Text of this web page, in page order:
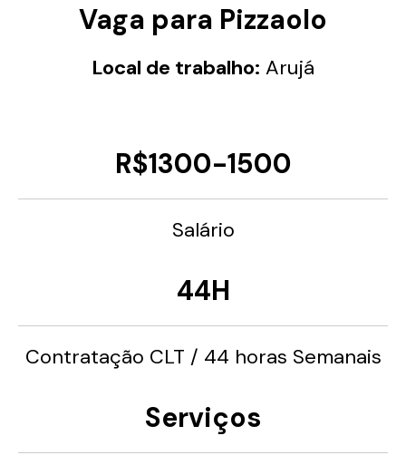
Vaga para Pizzaolo
Local de trabalho: Arujá
R$1300-1500
Salário
44H
Contratação CLT / 44 horas Semanais
Serviços